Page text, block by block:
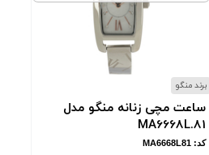
برند منگو
ساعت مچی زنانه منگو مدل
MA6668L.81
کد: MA6668L81